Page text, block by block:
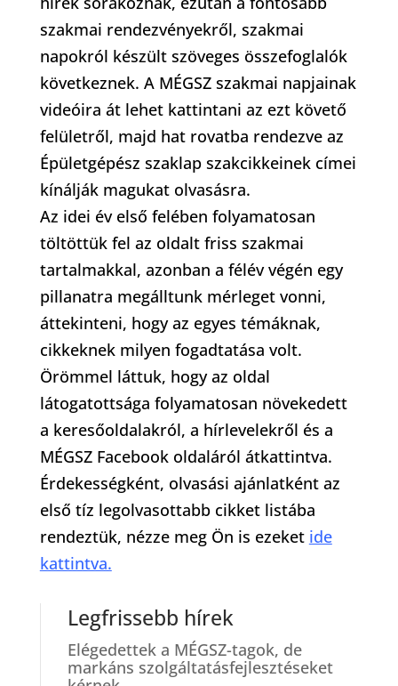
szakmai rendezvényekről, szakmai
napokról készült szöveges összefoglalók
következnek. A MÉGSZ szakmai napjainak
videóira át lehet kattintani az ezt követő
felületről, majd hat rovatba rendezve az
Épületgépész szaklap szakcikkeinek címei
kínálják magukat olvasásra.
Az idei év első felében folyamatosan
töltöttük fel az oldalt friss szakmai
tartalmakkal, azonban a félév végén egy
pillanatra megálltunk mérleget vonni,
áttekinteni, hogy az egyes témáknak,
cikkeknek milyen fogadtatása volt.
Örömmel láttuk, hogy az oldal
látogatottsága folyamatosan növekedett
a keresőoldalakról, a hírlevelekről és a
MÉGSZ Facebook oldaláról átkattintva.
Érdekességként, olvasási ajánlatként az
első tíz legolvasottabb cikket listába
rendeztük, nézze meg Ön is ezeket ide
kattintva.
Legfrissebb hírek
Elégedettek a MÉGSZ-tagok, de
markáns szolgáltatásfejlesztéseket